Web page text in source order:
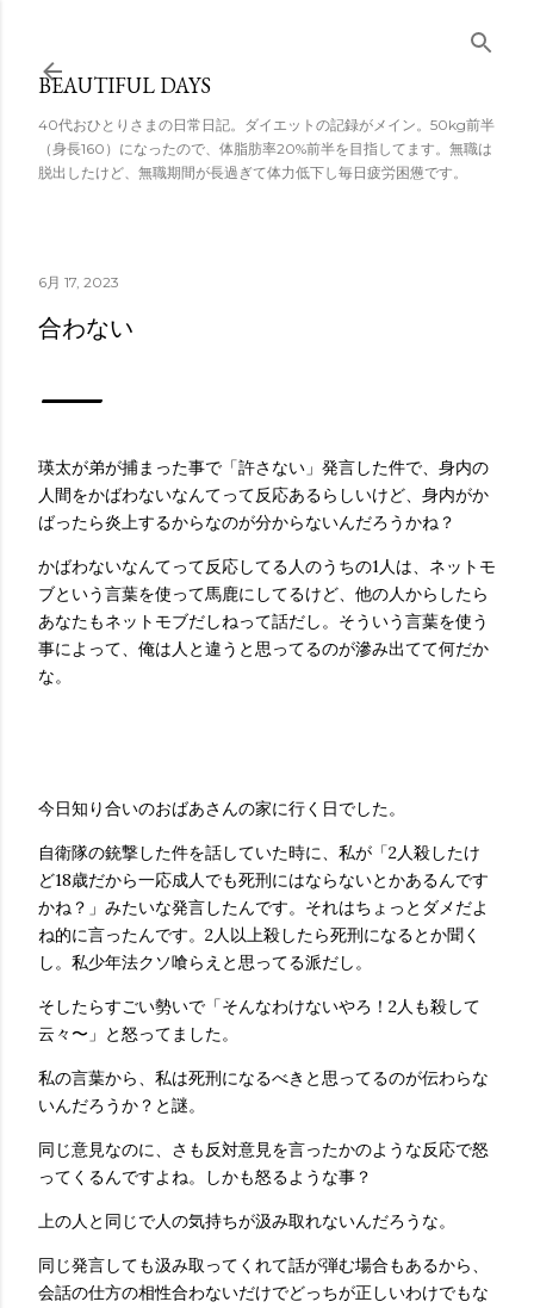
スキップしてメ
イン コンテンツ
に移動
BEAUTIFUL DAYS
40代おひとりさまの日常日記。ダイエットの記録がメイン。50kg前半
（身長160）になったので、体脂肪率20%前半を目指してます。無職は
脱出したけど、無職期間が長過ぎて体力低下し毎日疲労困憊です。
6月 17, 2023
合わない
瑛太が弟が捕まった事で「許さない」発言した件で、身内の
人間をかばわないなんてって反応あるらしいけど、身内がか
ばったら炎上するからなのが分からないんだろうかね？
かばわないなんてって反応してる人のうちの1人は、ネットモ
ブという言葉を使って馬鹿にしてるけど、他の人からしたら
あなたもネットモブだしねって話だし。そういう言葉を使う
事によって、俺は人と違うと思ってるのが滲み出てて何だか
な。
今日知り合いのおばあさんの家に行く日でした。
自衛隊の銃撃した件を話していた時に、私が「2人殺したけ
ど18歳だから一応成人でも死刑にはならないとかあるんです
かね？」みたいな発言したんです。それはちょっとダメだよ
ね的に言ったんです。2人以上殺したら死刑になるとか聞く
し。私少年法クソ喰らえと思ってる派だし。
そしたらすごい勢いで「そんなわけないやろ！2人も殺して
云々〜」と怒ってました。
私の言葉から、私は死刑になるべきと思ってるのが伝わらな
いんだろうか？と謎。
同じ意見なのに、さも反対意見を言ったかのような反応で怒
ってくるんですよね。しかも怒るような事？
上の人と同じで人の気持ちが汲み取れないんだろうな。
同じ発言しても汲み取ってくれて話が弾む場合もあるから、
会話の仕方の相性合わないだけでどっちが正しいわけでもな